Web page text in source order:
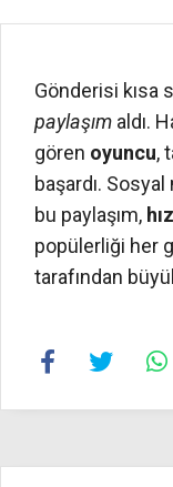
Gönderisi kısa
paylaşım aldı.
gören oyuncu,
başardı.
bu paylaşım,
popülerliği her
tarafından